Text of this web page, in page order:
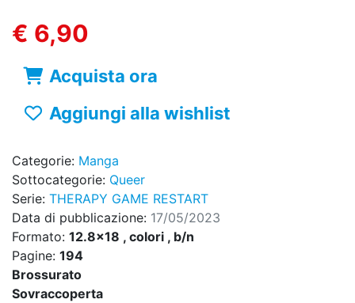
€ 6,90
Acquista ora
Aggiungi alla wishlist
Categorie: Manga
Sottocategorie: Queer
Serie: THERAPY GAME RESTART
Data di pubblicazione: 17/05/2023
Formato: 12.8x18 , colori , b/n
Pagine: 194
Brossurato
Sovraccoperta